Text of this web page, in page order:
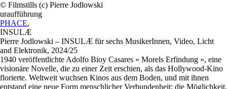
© Filmstills (c) Pierre Jodlowski
uraufführung
PHACE,
INSULÆ
Pierre Jodlowski – INSULÆ für sechs MusikerInnen, Video, Licht
and Elektronik, 2024/25
1940 veröffentlichte Adolfo Bioy Casares « Morels Erfindung », eine
visionäre Novelle, die zu einer Zeit erschien, als das Hollywood-Kino
florierte. Weltweit wuchsen Kinos aus dem Boden, und mit ihnen
entstand eine neue Form menschlicher Verbundenheit: die Möglichkeit,